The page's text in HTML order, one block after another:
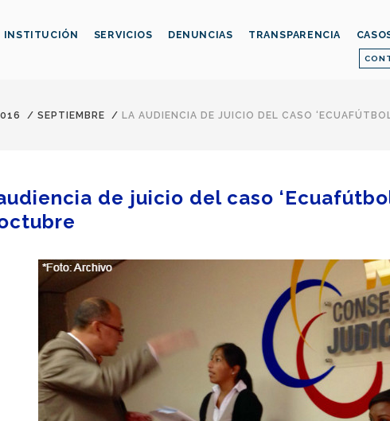
INSTITUCIÓN SERVICIOS DENUNCIAS TRANSPARENCIA
/ SEPTIEMBRE / LA AUDIENCIA DE JUICIO DEL CASO
de juicio del caso